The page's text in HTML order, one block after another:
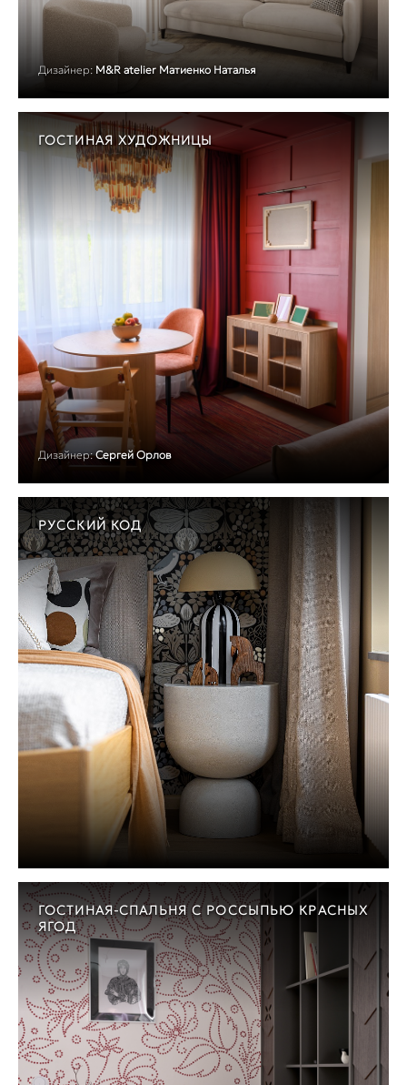
Дизайнер: M&R atelier Матиенко Наталья
ГОСТИНАЯ ХУДОЖНИЦЫ
Дизайнер: Сергей Орлов
РУССКИЙ КОД
ГОСТИНАЯ-СПАЛЬНЯ С РОССЫПЬЮ КРАСНЫХ
ЯГОД